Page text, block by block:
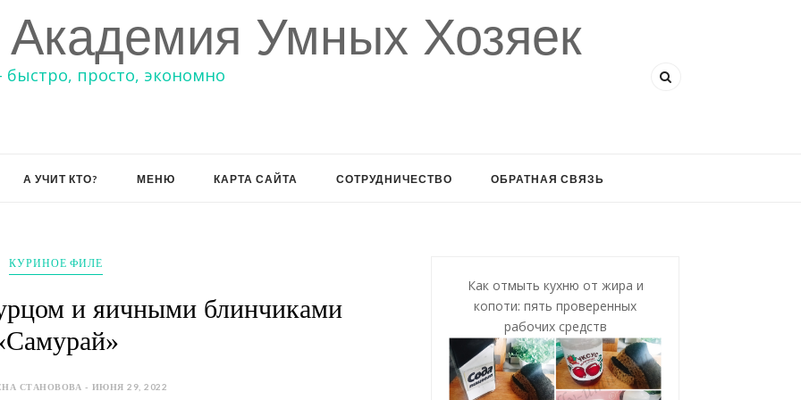
Умных Хозяек
быстро, просто, экономно
А УЧИТ КТО? МЕНЮ КАРТА САЙТА СОТРУДНИЧЕСТВО ОБРАТНАЯ СВЯЗЬ
КУРИНОЕ ФИЛЕ
и яичными блинчиками
СТАНОВОВА - ИЮНЯ 29, 2022
Как отмыть кухню от жира и
копоти: пять проверенных
рабочих средств